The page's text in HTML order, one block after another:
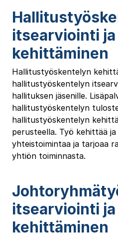
itsearviointi ja
kehittäminen
Hallitustyöskentelyn
hallitustyöskentelyn
hallituksen jäsenille.
hallitustyöskentelyn
hallitustyöskentelyn
perusteella. Työ kehittää
yhteistoimintaa ja tarjoaa
yhtiön toiminnasta.
itsearviointi ja
kehittäminen